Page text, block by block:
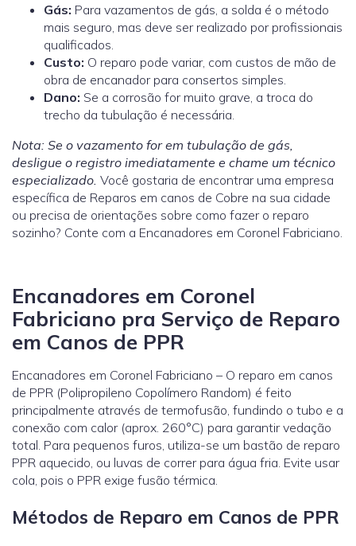
Gás: Para vazamentos de gás, a solda é o método
mais seguro, mas deve ser realizado por profissionais
qualificados.
Custo: O reparo pode variar, com custos de mão de
obra de encanadorpara consertos simples.
Dano: Se a corrosão for muito grave, a troca do
trecho da tubulação é necessária.
Nota: Se o vazamento for em tubulação de gás,
desligue o registro imediatamente e chame um técnico
especializado. Você gostaria de encontrar uma empresa
específica de Reparos em canos de Cobre na sua cidade
ou precisa de orientações sobre como fazer o reparo
sozinho? Conte com a Encanadores em Coronel Fabriciano.
Encanadores em Coronel
Fabriciano pra Serviço de Reparo
em Canos de PPR
Encanadores em Coronel Fabriciano – O reparo em canos
de PPR (Polipropileno Copolímero Random) é feito
principalmente através de termofusão, fundindo o tubo e a
conexão com calor (aprox. 260°C) para garantir vedação
total. Para pequenos furos, utiliza-se um bastão de reparo
PPR aquecido, ou luvas de correr para água fria. Evite usar
cola, pois o PPR exige fusão térmica.
Métodos de Reparo em Canos de PPR